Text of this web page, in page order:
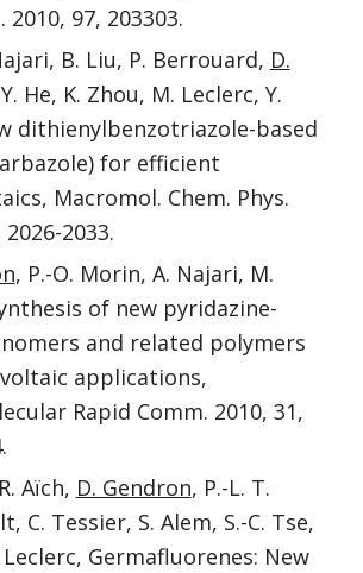
2010, 97, 203303.
B. Liu, P. Berrouard, D.
He, K. Zhou, M. Leclerc, Y.
dithienylbenzotriazole-based
for efficient
Macromol. Chem. Phys.
2033.
, P.-O. Morin, A. Najari, M.
of new pyridazine-
and related polymers
applications,
Rapid Comm. 2010, 31,
Aïch, D. Gendron, P.-L. T.
C. Tessier, S. Alem, S.-C. Tse,
Leclerc, Germafluorenes: New